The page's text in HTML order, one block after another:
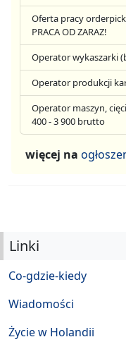
Oferta pracy
PRACA OD ZARAZ!
Operator wykaszarki
Operator produkcji
Operator maszyn,
400 - 3 900 brutto
więcej na
Linki
Co-gdzie-kiedy
Wiadomości
Życie w Holandii